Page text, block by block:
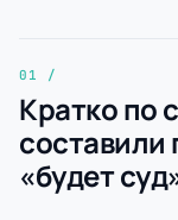
Кратко по
составили
«будет